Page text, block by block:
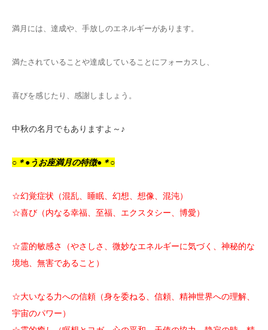
満月には、達成や、手放しのエネルギーがあります。
満たされていることや達成していること にフォーカスし、
喜びを感じたり、感謝しましょう。
中秋の名月でもありますよ～♪
○＊●うお座満月の特徴●＊○
☆幻覚症状（混乱、睡眠、幻想、想像、混沌）
☆喜び（内なる幸福、至福、エクスタシー、博愛）
☆霊的敏感さ（やさしさ、微妙なエネルギーに気づく、神秘的な
境地、無害であること）
☆大いなる力への信頼（身を委ねる、信頼、精神世界への理解、
宇宙のパワー）